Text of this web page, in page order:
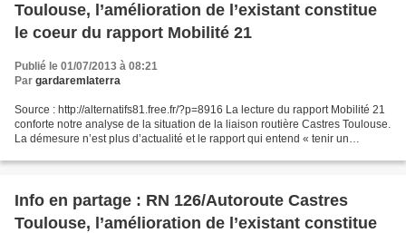
Toulouse, l’amélioration de l’existant constitue
le coeur du rapport Mobilité 21
Publié le 01/07/2013 à 08:21
Par gardaremlaterra
Source : http://alternatifs81.free.fr/?p=8916 La lecture du rapport Mobilité 21
conforte notre analyse de la situation de la liaison routière Castres Toulouse.
La démesure n’est plus d’actualité et le rapport qui entend « tenir un
Info en partage : RN 126/Autoroute Castres
Toulouse, l’amélioration de l’existant constitue